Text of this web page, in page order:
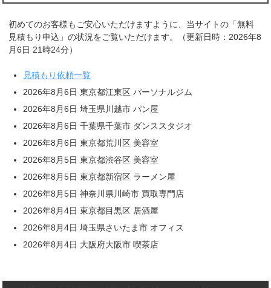
初めてのお客様もご安心いただけますように、当サイトの「無料
見積もり申込」の状況をご覧いただけます。（更新日時：2026年8
月6日 21時24分）
見積もり依頼一覧
2026年8月6日 東京都江東区 パーソナルジム
2026年8月6日 埼玉県川越市 パン屋
2026年8月6日 千葉県千葉市 ダンススタジオ
2026年8月6日 東京都荒川区 美容室
2026年8月5日 東京都渋谷区 美容室
2026年8月5日 東京都新宿区 ラーメン屋
2026年8月5日 神奈川県川崎市 買取専門店
2026年8月4日 東京都目黒区 居酒屋
2026年8月4日 埼玉県さいたま市 オフィス
2026年8月4日 大阪府大阪市 喫茶店